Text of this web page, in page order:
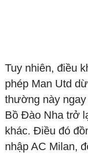
Tuy nhiên, điều
phép Man Utd
thường này
Bồ Đào Nha trở
khác. Điều đó
nhập AC Milan,